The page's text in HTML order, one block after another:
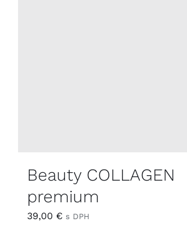
Beauty COLLAGEN
premium
39,00 € s DPH